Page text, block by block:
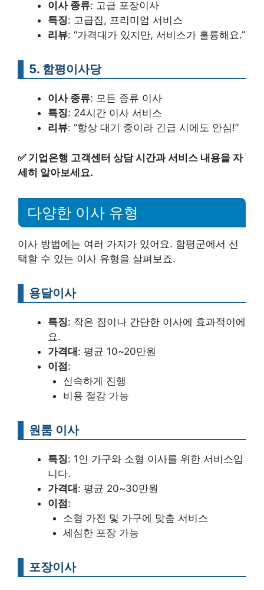
이사 종류: 고급 포장이사
특징: 고급짐, 프리미엄 서비스
리뷰: “가격대가 있지만, 서비스가 훌륭해요.”
5. 함평이사당
이사 종류: 모든 종류 이사
특징: 24시간 이사 서비스
리뷰: “항상 대기 중이라 긴급 시에도 안심!”
✅ 기업은행 고객센터 상담 시간과 서비스 내용을 자
세히 알아보세요.
다양한 이사 유형
이사 방법에는 여러 가지가 있어요. 함평군에서 선
택할 수 있는 이사 유형을 살펴보죠.
용달이사
특징: 작은 짐이나 간단한 이사에 효과적이에
요.
가격대: 평균 10~20만원
이점:
신속하게 진행
비용 절감 가능
원룸 이사
특징: 1인 가구와 소형 이사를 위한 서비스입
니다.
가격대: 평균 20~30만원
이점:
소형 가전 및 가구에 맞춤 서비스
세심한 포장 가능
포장이사